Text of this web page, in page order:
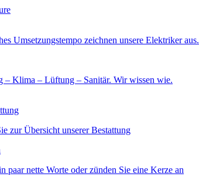
Umsetzungstempo zeichnen unsere Elektriker aus.
– Klima – Lüftung – Sanitär. Wir wissen wie.
zur Übersicht unserer Bestattung
paar nette Worte oder zünden Sie eine Kerze an